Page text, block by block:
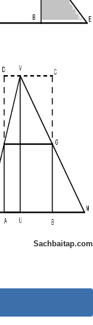
Sachbaitap.com